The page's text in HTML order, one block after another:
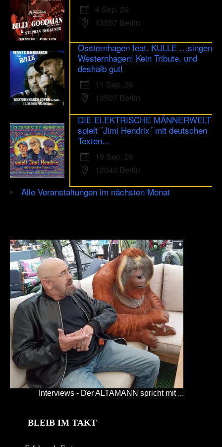
4 Sep. 26
13507 Berlin
Ossternhagen feat. KULLE …singen
Westernhagen! Kein Tribute, und
deshalb gut!
11 Sep. 26
13507 Berlin
DIE ELEKTRISCHE MÄNNERWELT
spielt ´Jimi Hendrix´ mit deutschen
Texten...
19 Sep. 26
12043 Berlin
Alle Veranstaltungen im nächsten Monat
Interviews - Der ALTAMANN spricht mit ...
BLEIB IM TAKT